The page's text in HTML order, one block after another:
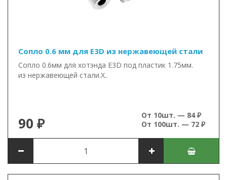
Сопло 0.6 мм для E3D из нержавеющей стали
Сопло 0.6мм для хотэнда E3D под пластик 1.75мм.
из нержавеющей стали.Х..
90 ₽
От 10шт. — 84 ₽
От 100шт. — 72 ₽